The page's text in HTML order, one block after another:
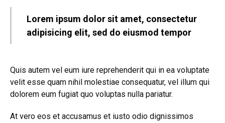
Lorem ipsum dolor sit amet, consectetur
adipisicing elit, sed do eiusmod tempor
Quis autem vel eum iure reprehenderit qui in ea voluptate
velit esse quam nihil molestiae consequatur, vel illum qui
dolorem eum fugiat quo voluptas nulla pariatur.
At vero eos et accusamus et iusto odio dignissimos